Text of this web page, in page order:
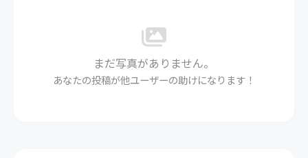
まだ写真がありません。
あなたの投稿が他ユーザーの助けになります！